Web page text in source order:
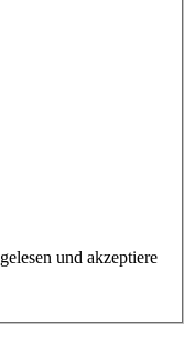
gelesen und akzeptiere